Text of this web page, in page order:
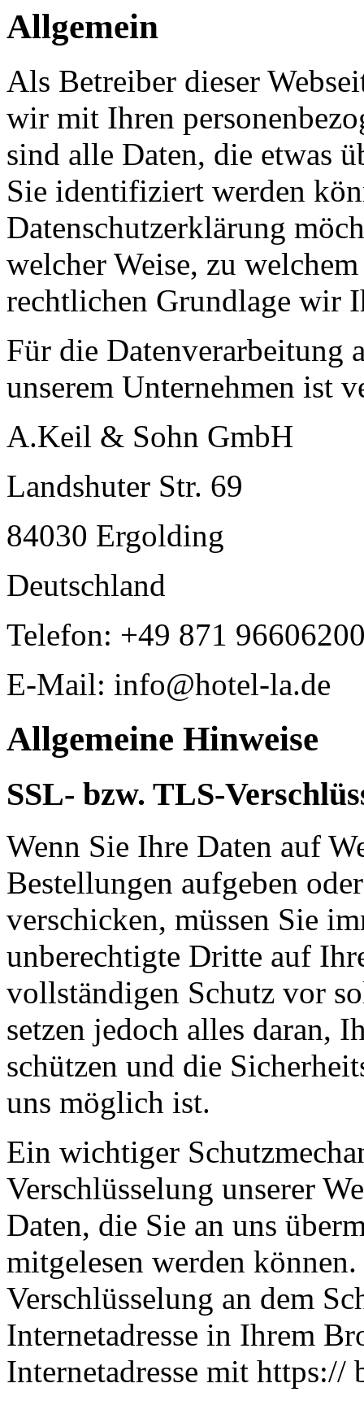
Allgemein
Als Betreiber dieser
wir mit Ihren
sind alle Daten, die etwas
Sie identifiziert werden
Datenschutzerklärung
welcher Weise, zu
rechtlichen Grundlage wir
Für die Datenverarbeitung
unserem Unternehmen ist
A.Keil & Sohn GmbH
Landshuter Str. 69
84030 Ergolding
Deutschland
Telefon: +49 871
E-Mail: info@hotel-la.de
Allgemeine Hinweise
SSL- bzw. TLS-
Wenn Sie Ihre Daten auf
Bestellungen aufgeben
verschicken, müssen Sie
unberechtigte Dritte auf
vollständigen Schutz vor
setzen jedoch alles daran,
schützen und die
uns möglich ist.
Ein wichtiger
Verschlüsselung unserer
Daten, die Sie an uns
mitgelesen werden
Verschlüsselung an dem
Internetadresse in Ihrem
Internetadresse mit